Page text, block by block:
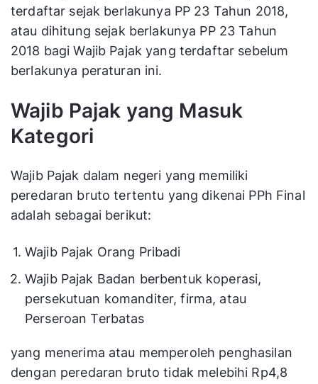
terdaftar sejak berlakunya PP 23 Tahun 2018,
atau dihitung sejak berlakunya PP 23 Tahun
2018 bagi Wajib Pajak yang terdaftar sebelum
berlakunya peraturan ini.
Wajib Pajak yang Masuk
Kategori
Wajib Pajak dalam negeri yang memiliki
peredaran bruto tertentu yang dikenai PPh Final
adalah sebagai berikut:
Wajib Pajak Orang Pribadi
Wajib Pajak Badan berbentuk koperasi,
persekutuan komanditer, firma, atau
Perseroan Terbatas
yang menerima atau memperoleh penghasilan
dengan peredaran bruto tidak melebihi Rp4,8